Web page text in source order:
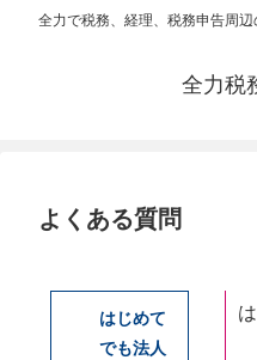
全力で税務、経理、税務申告周
全力税
よくある質問
はじめて
でも法人